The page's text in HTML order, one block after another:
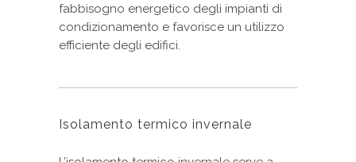
fabbisogno energetico degli impianti di
condizionamento e favorisce un utilizzo
efficiente degli edifici.
Isolamento termico invernale